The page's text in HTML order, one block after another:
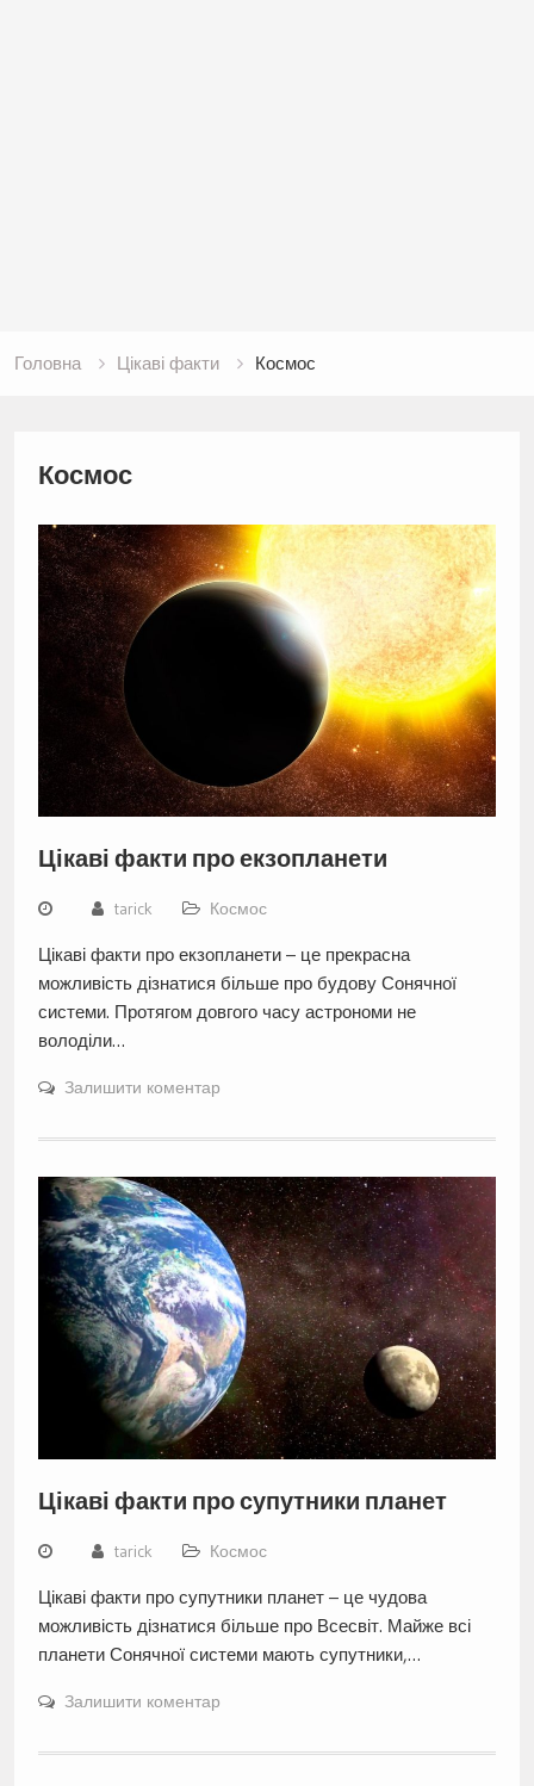
Головна Цікаві факти Космос
Космос
Цікаві факти про екзопланети
tarick Космос
Цікаві факти про екзопланети – це прекрасна
можливість дізнатися більше про будову Сонячної
системи. Протягом довгого часу астрономи не
володіли…
Залишити коментар
Цікаві факти про супутники планет
tarick Космос
Цікаві факти про супутники планет – це чудова
можливість дізнатися більше про Всесвіт. Майже всі
планети Сонячної системи мають супутники,…
Залишити коментар